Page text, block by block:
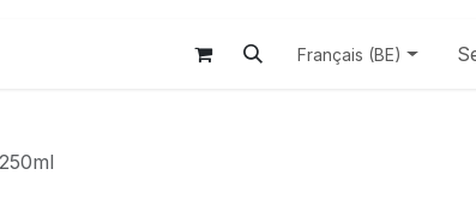
Français (BE)